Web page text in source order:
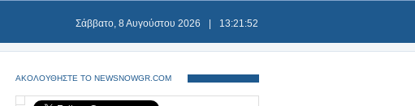
Σάββατο, 8 Αυγούστου 2026 13:21:52
ΑΚΟΛΟΥΘΗΣΤΕ ΤΟ NEWSNOWGR.COM